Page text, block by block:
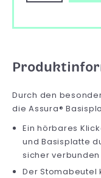
Durch den
die Assura®
Ein hörbares
und Basisplatte
sicher verbunden
Der Stomabeutel